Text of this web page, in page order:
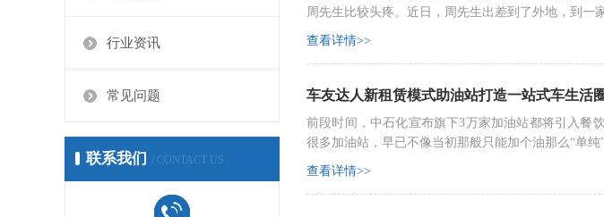
行业资讯
常见问题
联系我们 / CONTACT US
周先生比较头疼。近日，周先生出差到了外地，到
查看详情>>
车友达人新租赁模式助油站打造一站式车生活
前段时间，中石化宣布旗下3万家加油站都将引入餐
很多加油站，早已不像当初那般只能加个油那么“单
查看详情>>